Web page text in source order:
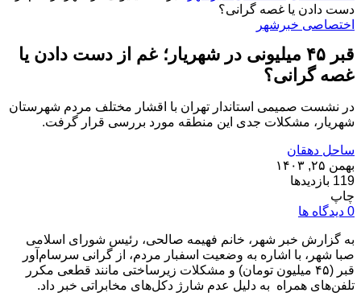
دست دادن یا غصه گرانی؟
اختصاصی خبرشهر
قبر ۴۵ میلیونی در شهریار؛ غم از دست دادن یا
غصه گرانی؟
در نشست صمیمی استاندار تهران با اقشار مختلف مردم شهرستان
شهریار، مشکلات جدی این منطقه مورد بررسی قرار گرفت.
ساحل دهقان
بهمن ۲۵, ۱۴۰۳
119 بازدیدها
چاپ
0 دیدگاه ها
به گزارش خبر شهر، خانم فهیمه صالحی، رئیس شورای اسلامی
صبا شهر، با اشاره به وضعیت اسفبار مردم، از گرانی سرسام‌آور
قبر (۴۵ میلیون تومان) و مشکلات زیرساختی مانند قطعی مکرر
تلفن‌های همراه به دلیل عدم شارژ دکل‌های مخابراتی خبر داد.